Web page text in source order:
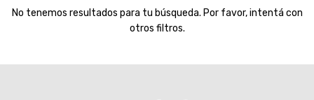
No tenemos resultados para tu búsqueda. Por favor, intentá con
otros filtros.